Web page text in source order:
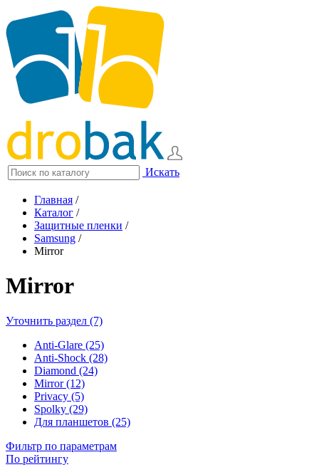
Искать
Главная /
Каталог /
Защитные пленки /
Samsung /
Mirror
Mirror
Уточнить раздел (7)
Anti-Glare (25)
Anti-Shock (28)
Diamond (24)
Mirror (12)
Privacy (5)
Spolky (29)
Для планшетов (25)
Фильтр по параметрам
По рейтингу